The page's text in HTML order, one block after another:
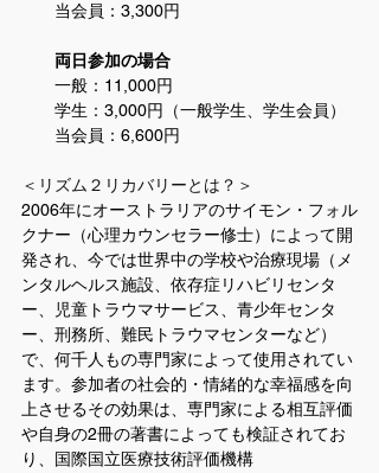
当会員：3,300円
両日参加の場合
一般：11,000円
学生：3,000円（一般学生、学生会員）
当会員：6,600円
＜リズム２リカバリーとは？＞
2006年にオーストラリアのサイモン・フォル
クナー（心理カウンセラー修士）によって開
発され、今では世界中の学校や治療現場（メ
ンタルヘルス施設、依存症リハビリセンタ
ー、児童トラウマサービス、青少年センタ
ー、刑務所、難民トラウマセンターなど）
で、何千人もの専門家によって使用されてい
ます。参加者の社会的・情緒的な幸福感を向
上させるその効果は、専門家による相互評価
や自身の2冊の著書によっても検証されてお
り、国際国立医療技術評価機構